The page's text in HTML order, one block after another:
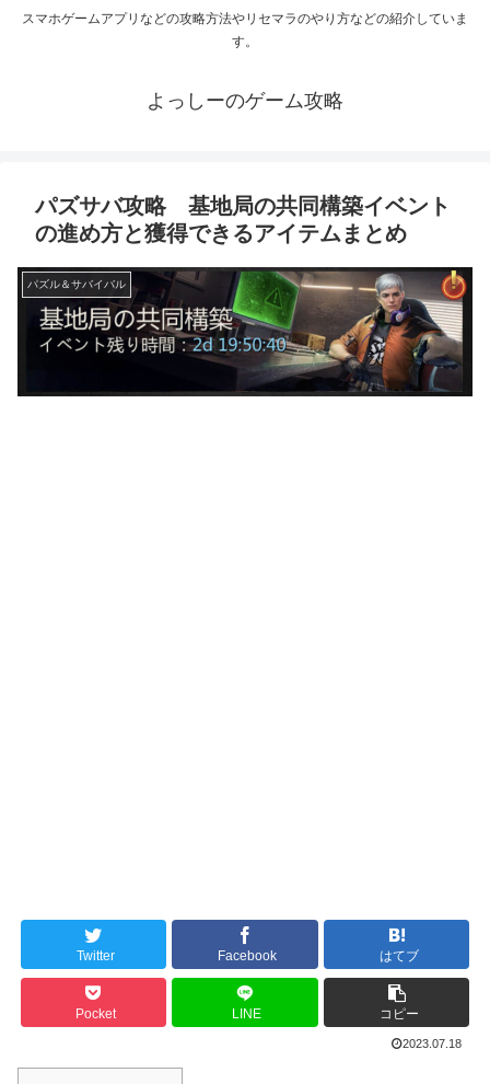
スマホゲームアプリなどの攻略方法やリセマラのやり方などの紹介していま
す。
よっしーのゲーム攻略
パズサバ攻略 基地局の共同構築イベント
の進め方と獲得できるアイテムまとめ
パズル＆サバイバル
Twitter Facebook はてブ
Pocket LINE コピー
2023.07.18